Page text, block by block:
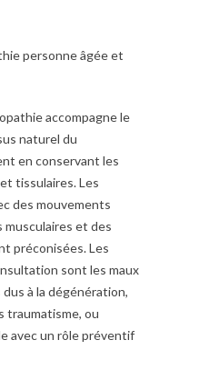
accompagne le
naturel du
en conservant les
tissulaires. Les
des mouvements
et des
préconisées. Les
sont les maux
à la dégénération,
traumatisme, ou
avec un rôle préventif